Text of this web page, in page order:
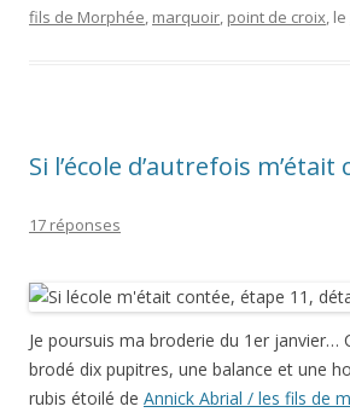
fils de Morphée, marquoir, point de croix, le
Si l’école d’autrefois m’était
17 réponses
Je poursuis ma broderie du 1er janvier…
brodé dix pupitres, une balance et une
rubis étoilé de Annick Abrial / les fils de